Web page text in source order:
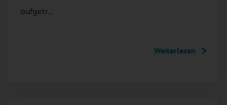
aufgetr…
Weiterlesen